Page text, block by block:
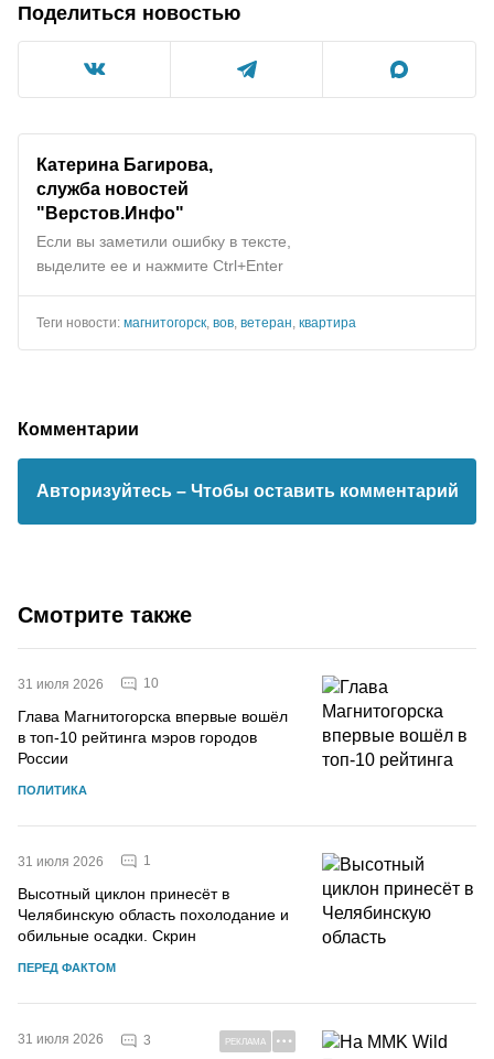
Поделиться новостью
Катерина Багирова,
служба новостей
"Верстов.Инфо"
Если вы заметили ошибку в тексте,
выделите ее и нажмите Ctrl+Enter
Теги новости: магнитогорск вов ветеран квартира
Комментарии
Авторизуйтесь – Чтобы оставить комментарий
Смотрите также
31 июля 2026 10
Глава Магнитогорска впервые вошёл
в топ-10 рейтинга мэров городов
России
ПОЛИТИКА
31 июля 2026 1
Высотный циклон принесёт в
Челябинскую область похолодание и
обильные осадки. Скрин
ПЕРЕД ФАКТОМ
31 июля 2026 3 РЕКЛАМА